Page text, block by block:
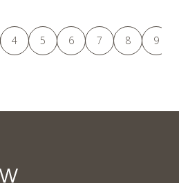
4 5 6 7 8 9